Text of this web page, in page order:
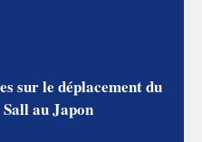
sur le déplacement du
au Japon